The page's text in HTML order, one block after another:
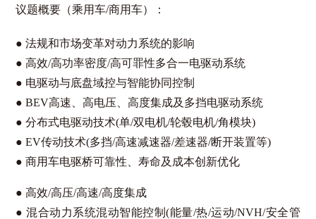
议题概要（乘用车/商用车）：
● 法规和市场变革对动力系统的影响
● 高效/高功率密度/高可罪性多合一电驱动系统
● 电驱动与底盘域控与智能协同控制
● BEV高速、高电压、高度集成及多挡电驱动系统
● 分布式电驱动技术(单/双电机/轮毂电机/角模块)
● EV传动技术(多挡/高速减速器/差速器/断开装置等)
● 商用车电驱桥可靠性、寿命及成本创新优化
● 高效/高压/高速/高度集成
● 混合动力系统混动智能控制(能量/热/运动/NVH/安全管